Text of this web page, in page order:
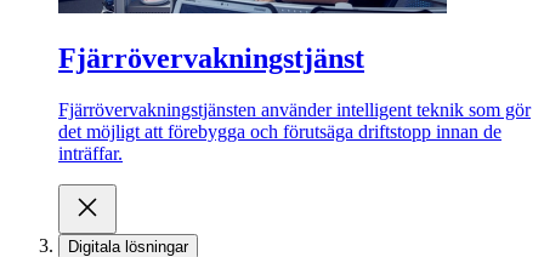
Fjärrövervakningstjänst
Fjärrövervakningstjänsten använder intelligent teknik som gör
det möjligt att förebygga och förutsäga driftstopp innan de
inträffar.
Digitala lösningar